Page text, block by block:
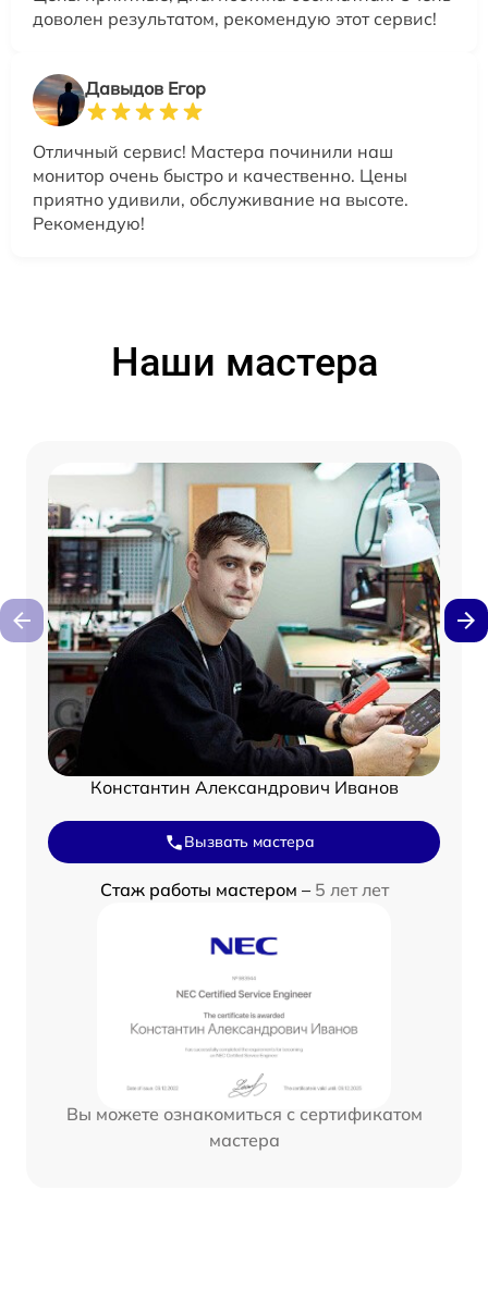
доволен результатом, рекомендую этот сервис!
Давыдов Егор
Отличный сервис! Мастера починили наш
монитор очень быстро и качественно. Цены
приятно удивили, обслуживание на высоте.
Рекомендую!
Наши мастера
Константин Александрович Иванов
Вызвать мастера
Стаж работы мастером – 5 лет лет
Вы можете ознакомиться с сертификатом
мастера